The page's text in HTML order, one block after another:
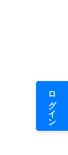
ログイン